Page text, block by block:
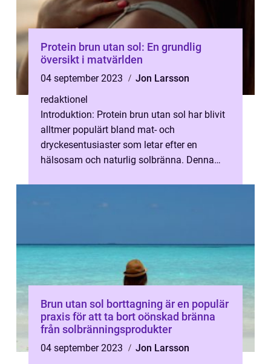
Protein brun utan sol: En grundlig
översikt i matvärlden
04 september 2023
Jon Larsson
redaktionel
Introduktion: Protein brun utan sol har blivit
alltmer populärt bland mat- och
dryckesentusiaster som letar efter en
hälsosam och naturlig solbränna. Denna
Brun utan sol borttagning är en populär
praxis för att ta bort oönskad bränna
från solbränningsprodukter
04 september 2023
Jon Larsson